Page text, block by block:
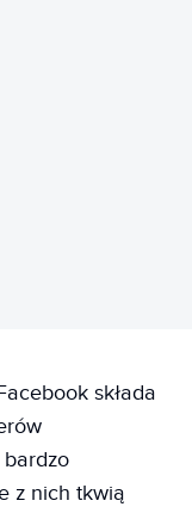
składa
bardzo
z nich tkwią